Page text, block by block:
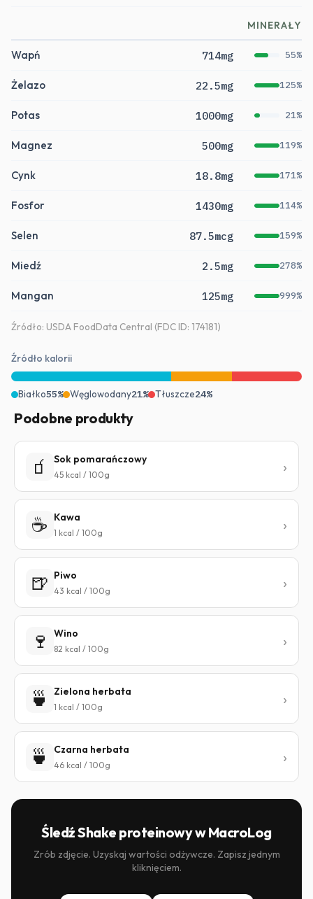
MINERAŁY
Wapń 714mg 55%
Żelazo 22.5mg 125%
Potas 1000mg 21%
Magnez 500mg 119%
Cynk 18.8mg 171%
Fosfor 1430mg 114%
Selen 87.5mcg 159%
Miedź 2.5mg 278%
Mangan 125mg 999%
Źródło: USDA FoodData Central (FDC ID: 174181)
Źródło kalorii
Białko55% Węglowodany21% Tłuszcze24%
Podobne produkty
🧃 Sok pomarańczowy
45 kcal / 100g
☕ Kawa
1 kcal / 100g
🍺 Piwo
43 kcal / 100g
🍷 Wino
82 kcal / 100g
🍵 Zielona herbata
1 kcal / 100g
🍵 Czarna herbata
46 kcal / 100g
Śledź Shake proteinowy w MacroLog
Zrób zdjęcie. Uzyskaj wartości odżywcze. Zapisz jednym
kliknięciem.